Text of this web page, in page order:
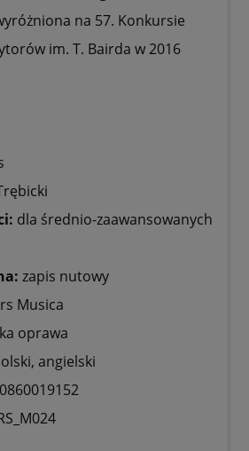
na 57. Konkursie
im. T. Bairda w 2016
dla średnio-zaawansowanych
zapis nutowy
Musica
oprawa
angielski